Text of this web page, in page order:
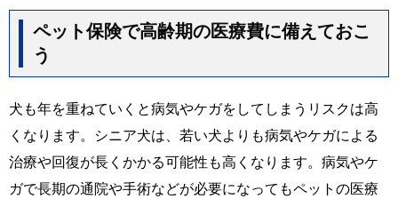
ペット保険で高齢期の医療費に備えておこ
う
犬も年を重ねていくと病気やケガをしてしまうリスクは高
くなります。シニア犬は、若い犬よりも病気やケガによる
治療や回復が長くかかる可能性も高くなります。病気やケ
ガで長期の通院や手術などが必要になってもペットの医療